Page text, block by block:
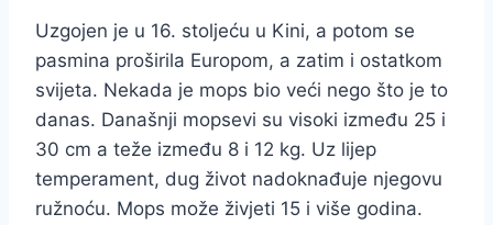
Uzgojen je u 16. stoljeću u Kini, a potom se
pasmina proširila Europom, a zatim i ostatkom
svijeta. Nekada je mops bio veći nego što je to
danas. Današnji mopsevi su visoki između 25 i
30 cm a teže između 8 i 12 kg. Uz lijep
temperament, dug život nadoknađuje njegovu
ružnoću. Mops može živjeti 15 i više godina.